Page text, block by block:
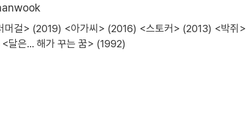
머걸> (2019) <아가씨> (2016) <스토커> (2013) <박
달은... 해가 꾸는 꿈> (1992)